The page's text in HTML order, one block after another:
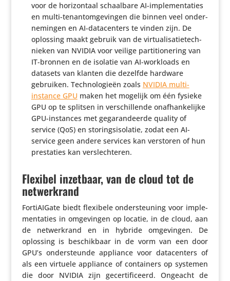
voor de hori­zon­taal schaal­bare AI-imple­men­ta­ties
en multi-tenan­tom­ge­vingen die binnen veel onder­
ne­mingen en AI-data­cen­ters te vinden zijn. De
oplossing maakt gebruik van de virtu­a­li­sa­tie­tech­
nieken van NVIDIA voor veilige parti­ti­o­ne­ring van
IT-bronnen en de isolatie van AI-workloads en
datasets van klanten die dezelfde hardware
gebruiken. Tech­no­lo­gieën zoals NVIDIAmulti-
instance GPU maken het mogelijk om één fysieke
GPU op te splitsen in verschil­lende onaf­han­ke­lijke
GPU-instances met gega­ran­deerde quality of
service (QoS) en storings­iso­latie, zodat een AI-
service geen andere services kan verstoren of hun
pres­ta­ties kan verslechteren.
Flexibel inzetbaar, van de cloud tot de
netwerkrand
Forti­AI­Gate biedt flexibele onder­steu­ning voor imple­
men­ta­ties in omge­vingen op locatie, in de cloud, aan
de netwer­k­rand en in hybride omge­vingen. De
oplossing is beschik­baar in de vorm van een door
GPU’s onder­steunde appliance voor data­cen­ters of
als een virtuele appliance of contai­ners op systemen
die door NVIDIA zijn gecer­ti­fi­ceerd. Ongeacht de